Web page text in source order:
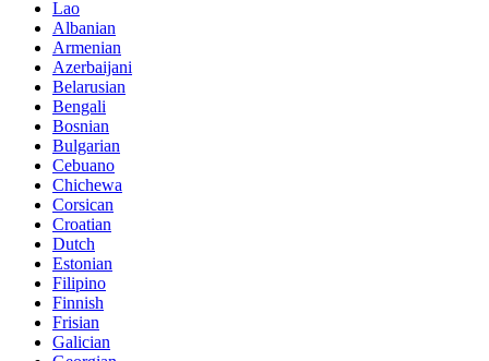
Lao
Albanian
Armenian
Azerbaijani
Belarusian
Bengali
Bosnian
Bulgarian
Cebuano
Chichewa
Corsican
Croatian
Dutch
Estonian
Filipino
Finnish
Frisian
Galician